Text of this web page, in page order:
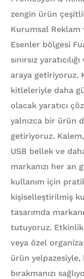
zengin ürün
Kurumsal Reklam
Esenler bölgesi
sınırsız
araya getiriyoruz.
kitleleriyle daha
olacak yaratıcı
yalnızca bir ürün
getiriyoruz.
USB bellek ve
markanızı her an
kullanım için
kişiselleştirilmiş
tasarımda
tutuyoruz.
veya özel
ürün yelpazesiyle,
bırakmanızı